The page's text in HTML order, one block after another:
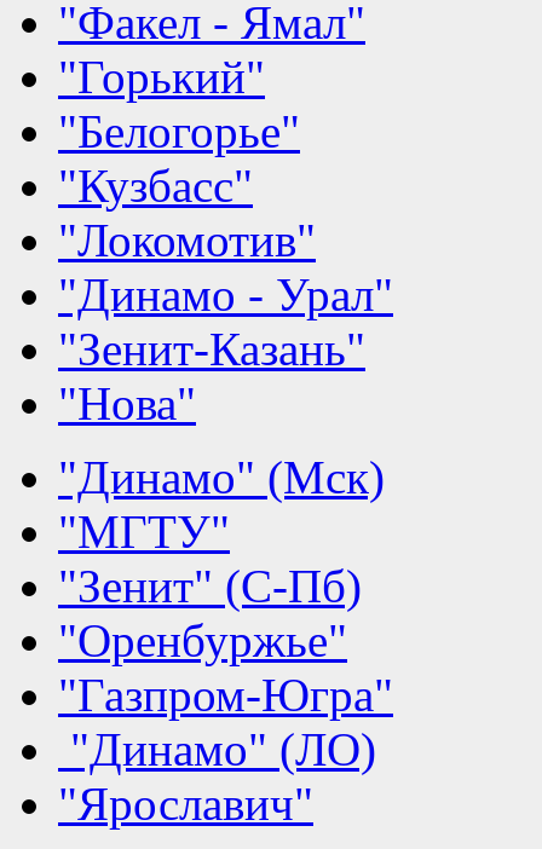
"Факел - Ямал"
"Горький"
"Белогорье"
"Кузбасс"
"Локомотив"
"Динамо - Урал"
"Зенит-Казань"
"Нова"
"Динамо" (Мск)
"МГТУ"
"Зенит" (С-Пб)
"Оренбуржье"
"Газпром-Югра"
"Динамо" (ЛО)
"Ярославич"